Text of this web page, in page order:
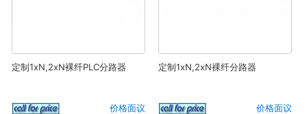
定制1xN,2xN裸纤PLC分路器
价格面议
定制1xN,2xN裸纤分路器
价格面议